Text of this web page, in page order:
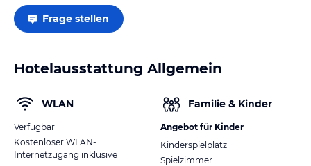
Frage stellen
Hotelausstattung Allgemein
WLAN
Verfügbar
Kostenloser WLAN-
Internetzugang inklusive
Familie & Kinder
Angebot für Kinder
Kinderspielplatz
Spielzimmer